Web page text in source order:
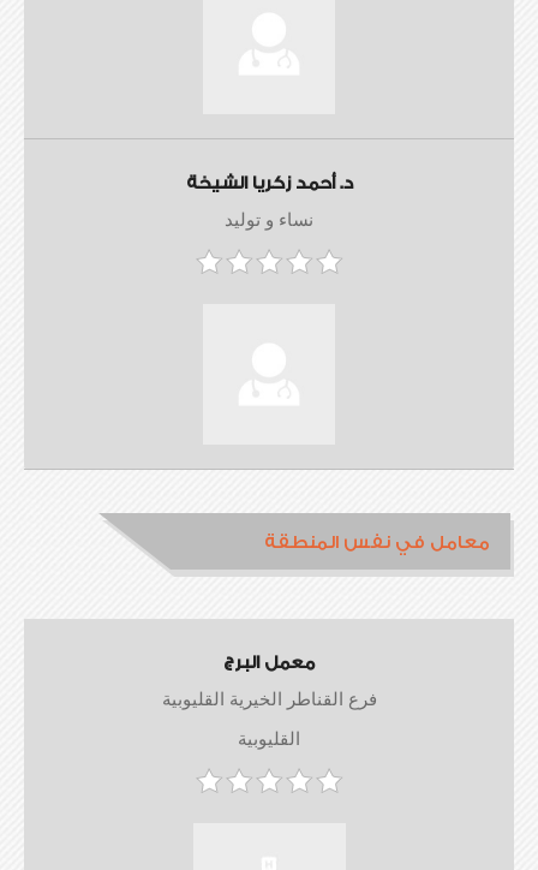
د. أحمد زكريا الشيخة
نساء و توليد
معامل في نفس المنطقة
معمل البرج
فرع القناطر الخيرية القليوبية
القليوبية